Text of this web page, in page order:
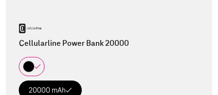
Cellularline Power Bank 20000
20000 mAh